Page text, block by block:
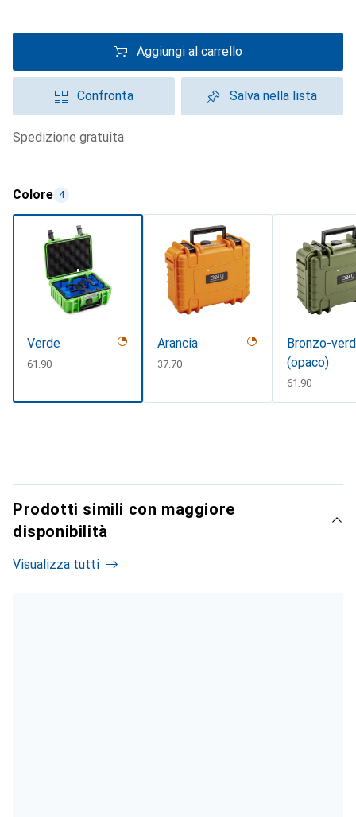
Aggiungi al carrello
Confronta Salva nella lista
spedizione gratuita
Colore 4
Verde
CHF
61.90
Arancia
CHF
37.70
Bronzo-
(opaco)
CHF
61.90
Prodotti simili con maggiore
disponibilità
Visualizza tutti